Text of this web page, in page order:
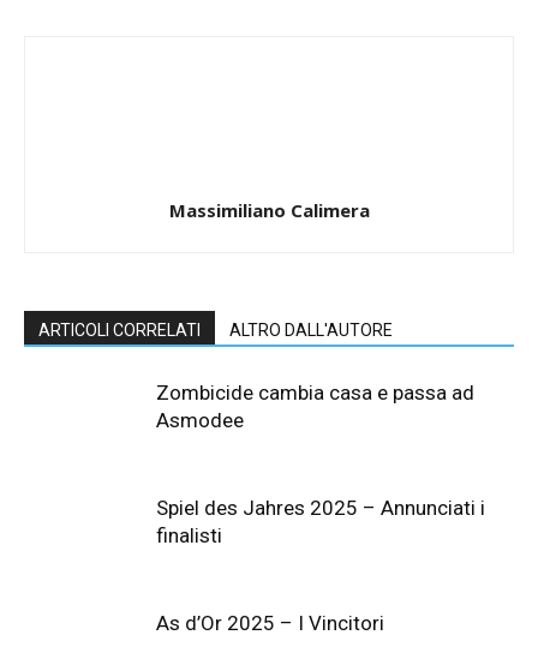
Massimiliano Calimera
ARTICOLI CORRELATI ALTRO DALL'AUTORE
Zombicide cambia casa e passa ad
Asmodee
Spiel des Jahres 2025 – Annunciati i
finalisti
As d’Or 2025 – I Vincitori